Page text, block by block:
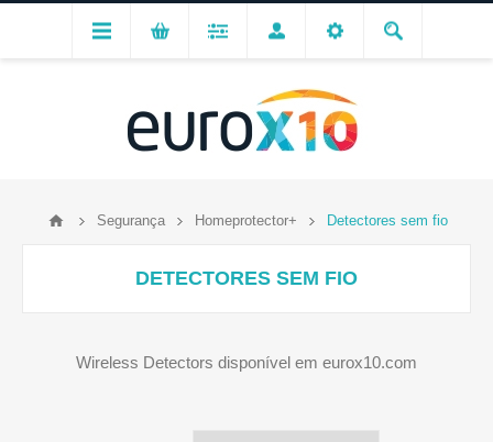
Segurança Homeprotector+ Detectores sem fio
DETECTORES SEM FIO
Wireless Detectors disponível em eurox10.com